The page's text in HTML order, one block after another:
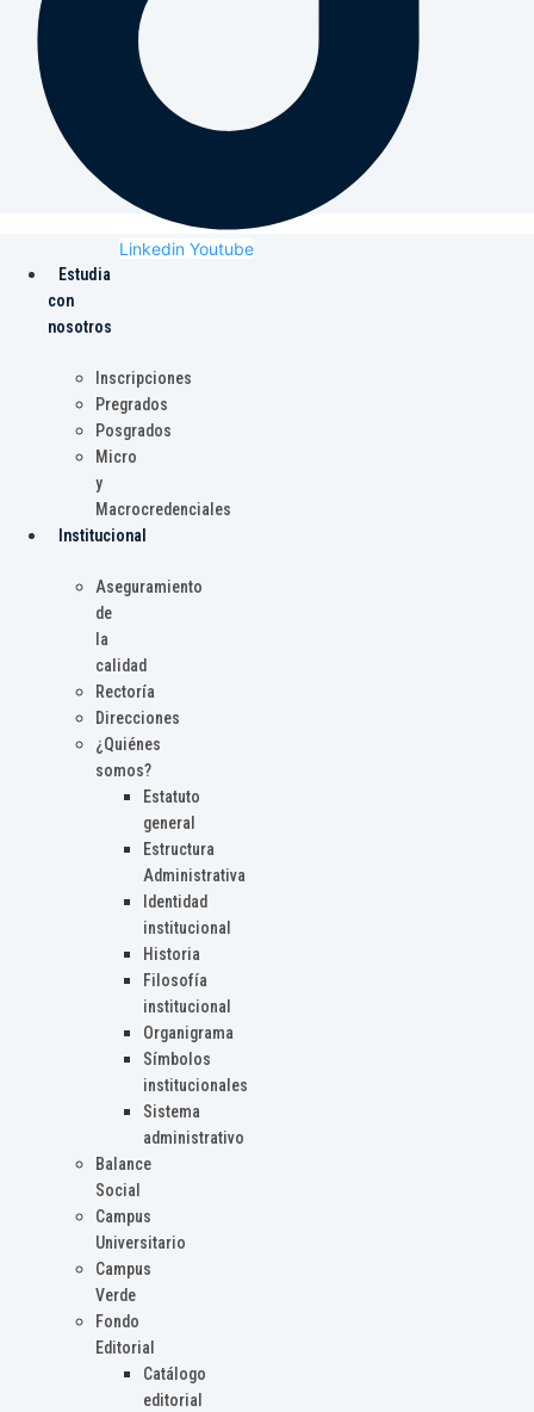
Linkedin Youtube
Estudia
con
nosotros
Inscripciones
Pregrados
Posgrados
Micro
y
Macrocredenciales
Institucional
Aseguramiento
de
la
calidad
Rectoría
Direcciones
¿Quiénes
somos?
Estatuto
general
Estructura
Administrativa
Identidad
institucional
Historia
Filosofía
institucional
Organigrama
Símbolos
institucionales
Sistema
administrativo
Balance
Social
Campus
Universitario
Campus
Verde
Fondo
Editorial
Catálogo
editorial